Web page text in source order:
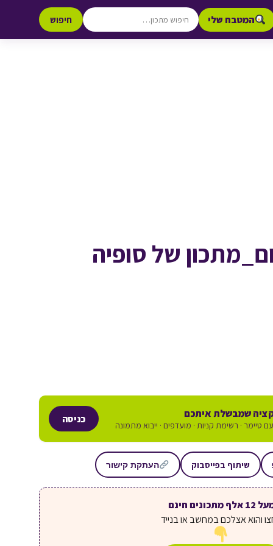
המטבח שלי חיפוש
של סופיה
שמבשלת איתכם
טיימר · רשימת קניות · מועדפים · ייבוא מתמונה
כניסה
שיתוף בפייסבוק העתקת קישור
אלף מתכונים חינם
והוא אצלכם במחשב או בנייד